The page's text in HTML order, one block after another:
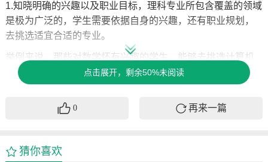
1.知晓明确的兴趣以及职业目标，理科专业所包含覆盖的领域
是极为广泛的，学生需要依据自身的兴趣，还有职业规划，
去挑选适宜合适的专业。
举例来说，那些对数学怀有兴趣的学生，能够去挑选计算机
科学专业或者工程专业；而对物理有着兴趣的学生，则可以
去选择材料科学专业又或者物理学专业。职业目标清晰明确
这件事，对学生在学习进程里维持动力有着帮助，能够避免
盲目前去选择。
创新能力，学生需要积极投身于实验、项目实践以及科研活
点击展开，剩余50%未阅读
0 再来一篇
猜你喜欢